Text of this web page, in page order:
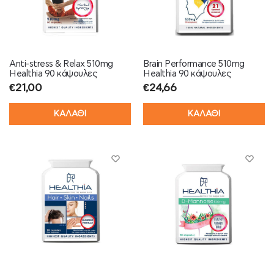
Anti-stress & Relax 510mg
Healthia 90 κάψουλες
€21,00
ΚΑΛΑΘΙ
Brain Performance 510mg
Healthia 90 κάψουλες
€24,66
ΚΑΛΑΘΙ